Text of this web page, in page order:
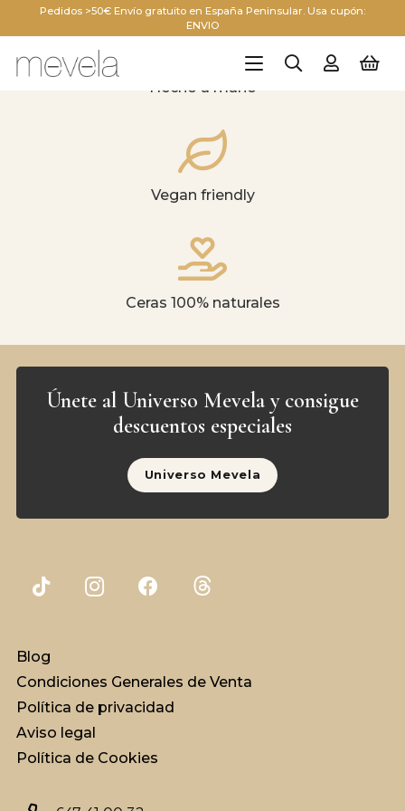
Pedidos >50€ Envío gratuito en España Peninsular. Usa cupón:
ENVIO
Hecho a mano
Vegan friendly
Ceras 100% naturales
Únete al Universo Mevela y consigue
descuentos especiales
Universo Mevela
Blog
Condiciones Generales de Venta
Política de privacidad
Aviso legal
Política de Cookies